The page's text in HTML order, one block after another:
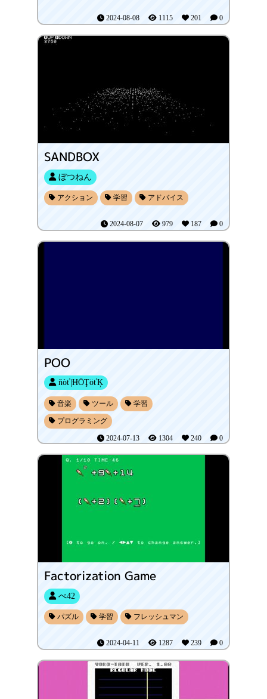
2024-08-08 1115 201 0
SANDBOX
ぼつねん
アクション 学習 アドバイス
2024-08-07 979 187 0
POO
ňòť|ĦŌŢöťĶ
音楽 ツール 学習
プログラミング
2024-07-13 1304 240 0
Factorization Game
べ42
パズル 学習 フレッシュマン
2024-04-11 1287 239 0